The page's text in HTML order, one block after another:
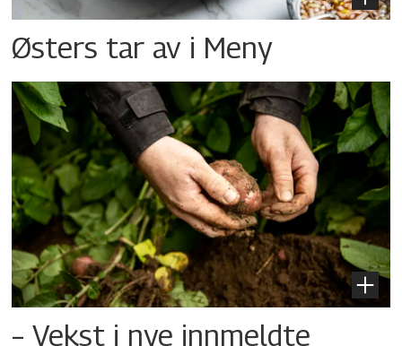
Østers tar av i Meny
– Vekst i nye innmeldte